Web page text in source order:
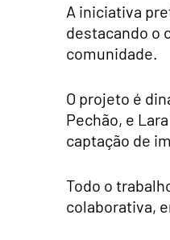
A iniciativa
destacando o
comunidade.
O projeto é
Pechão, e
captação de
Todo o
colaborativa,